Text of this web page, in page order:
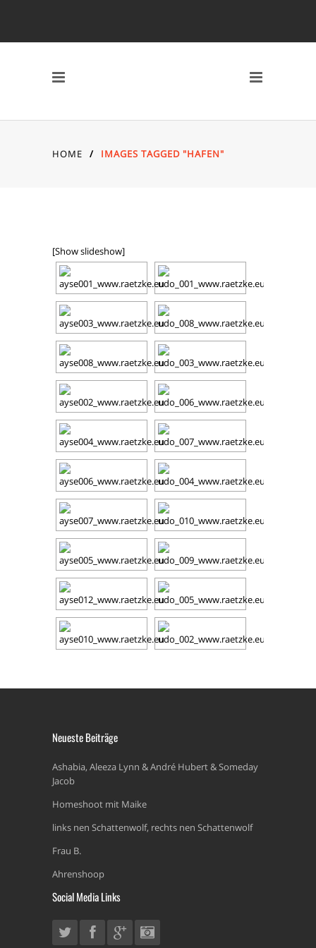
HOME / IMAGES TAGGED "HAFEN"
[Show slideshow]
Neueste Beiträge
Ashabia, Aleeza Lynn & André Hubert & Someday
Jacob
Homeshoot mit Maike
links nen Schattenwolf, rechts nen Schattenwolf
Frau B.
Ahrenshoop
Social Media Links